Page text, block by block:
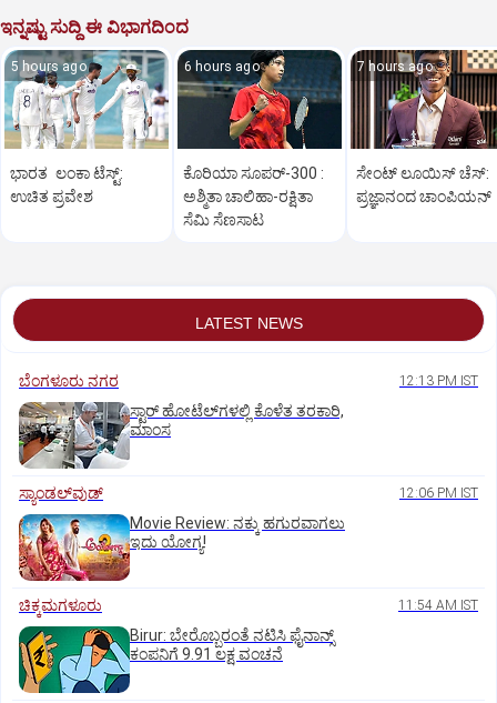
ಇನ್ನಷ್ಟು ಸುದ್ದಿ ಈ ವಿಭಾಗದಿಂದ
5 hours ago
ಭಾರತ ಲಂಕಾ ಟೆಸ್ಟ್:
ಉಚಿತ ಪ್ರವೇಶ
6 hours ago
ಕೊರಿಯಾ ಸೂಪರ್‌-300 :
ಅಶ್ಮಿತಾ ಚಾಲಿಹಾ-ರಕ್ಷಿತಾ
ಸೆಮಿ ಸೆಣಸಾಟ
7 hours ago
ಸೇಂಟ್‌ ಲೂಯಿಸ್‌ ಚೆಸ್‌:
ಪ್ರಜ್ಞಾನಂದ ಚಾಂಪಿಯನ್‌
LATEST NEWS
ಬೆಂಗಳೂರು ನಗರ 12:13 PM IST
ಸ್ಟಾರ್‌ ಹೋಟೆಲ್‌ಗ‌ಳಲ್ಲಿ ಕೊಳೆತ ತರಕಾರಿ,
ಮಾಂಸ
ಸ್ಯಾಂಡಲ್‌ವುಡ್‌ 12:06 PM IST
Movie Review: ನಕ್ಕು ಹಗುರವಾಗಲು
ಇದು ಯೋಗ್ಯ!
ಚಿಕ್ಕಮಗಳೂರು 11:54 AM IST
Birur: ಬೇರೊಬ್ಬರಂತೆ ನಟಿಸಿ ಫೈನಾನ್ಸ್
ಕಂಪನಿಗೆ 9.91 ಲಕ್ಷ ವಂಚನೆ